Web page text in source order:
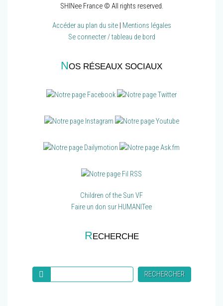
SHINee France © All rights reserved.
Accéder au plan du site| Mentions légales
Se connecter / tableau de bord
NOS RÉSEAUX SOCIAUX
Children of the Sun VF
Faire un don sur HUMANITee
RECHERCHE
RECHERCHER